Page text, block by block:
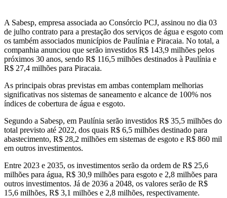
A Sabesp, empresa associada ao Consórcio PCJ, assinou no dia 03
de julho contrato para a prestação dos serviços de água e esgoto com
os também associados municípios de Paulínia e Piracaia. No total, a
companhia anunciou que serão investidos R$ 143,9 milhões pelos
próximos 30 anos, sendo R$ 116,5 milhões destinados à Paulínia e
R$ 27,4 milhões para Piracaia.
As principais obras previstas em ambas contemplam melhorias
significativas nos sistemas de saneamento e alcance de 100% nos
índices de cobertura de água e esgoto.
Segundo a Sabesp, em Paulínia serão investidos R$ 35,5 milhões do
total previsto até 2022, dos quais R$ 6,5 milhões destinado para
abastecimento, R$ 28,2 milhões em sistemas de esgoto e R$ 860 mil
em outros investimentos.
Entre 2023 e 2035, os investimentos serão da ordem de R$ 25,6
milhões para água, R$ 30,9 milhões para esgoto e 2,8 milhões para
outros investimentos. Já de 2036 a 2048, os valores serão de R$
15,6 milhões, R$ 3,1 milhões e 2,8 milhões, respectivamente.